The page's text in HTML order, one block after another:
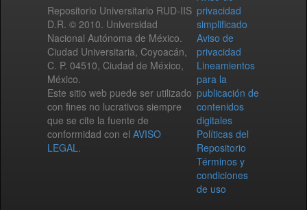
Repositorio Universitario RUD-IIS
D.R. © 2010. Universidad
Nacional Autónoma de México.
Ciudad Universitaria, Coyoacán,
C. P. 04510, Ciudad de México,
México.
Este sitio web puede ser utilizado
con fines no lucrativos siempre
que se cite la fuente de
conformidad con el AVISO
LEGAL.
privacidad
simplificado
Aviso de
privacidad
Lineamientos
para la
publicación de
contenidos
digitales
Políticas del
Repositorio
Términos y
condiciones
de uso